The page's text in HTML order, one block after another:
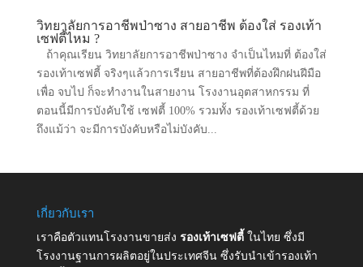
วิทยาลัยการอาชีพป่าซาง สายอาชีพ ต้องใส่ รองเท้า
เซฟตี้ไหม ?
ถ้าคุณเรียน วิทยาลัยการอาชีพป่าซาง จำเป็นไหมที่ ต้องใส่
รองเท้าเซฟตี้ จริงๆแล้วการเรียน สายอาชีพที่ต้องฝึกฝนฝีมือ
เพื่อ จบไป ก็จะทำงานในสายงาน โรงงานอุตสาหกรรม ที่
ตอนนี้มีการบังคับใช้ เซฟตี้ 100% รวมทั้ง รองเท้าเซฟตี้ด้วย
ถึงแม้ว่า จะมีการบังคับหรือไม่บังคับ...
เกี่ยวกับเรา
เราคือตัวแทนโรงงานขายส่ง รองเท้าเซฟตี้ ในไทย ซึ่งมี
โรงงานฐานการผลิตอยู่ในประเทศจีน ซึ่งรับนำเข้ารองเท้า